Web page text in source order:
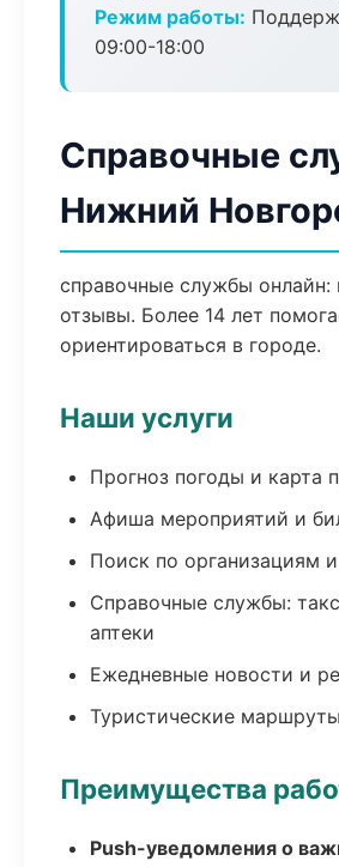
Режим работы:
09:00-18:00
Справочные
Нижний
справочные службы онлайн:
отзывы. Более 14 лет
ориентироваться в городе.
Наши услуги
Прогноз погоды и карта
Афиша мероприятий и
Поиск по организациям
Справочные службы:
аптеки
Ежедневные новости и
Туристические
Преимущества
Push-уведомления о